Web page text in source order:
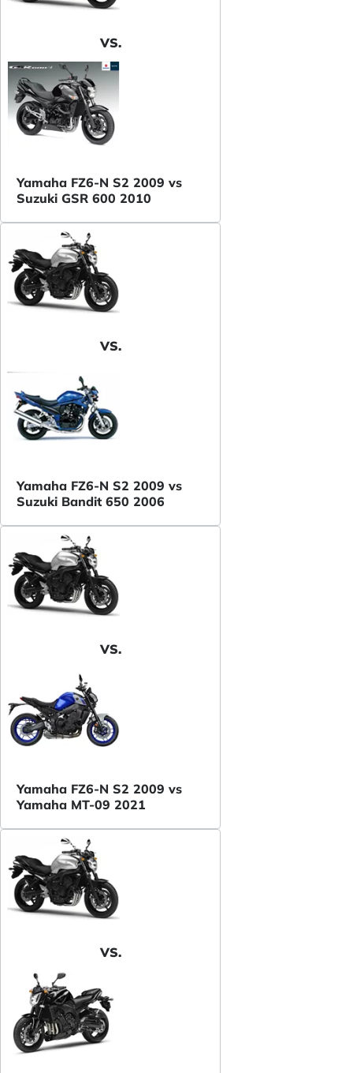
VS.
Yamaha FZ6-N S2 2009 vs
Suzuki GSR 600 2010
VS.
Yamaha FZ6-N S2 2009 vs
Suzuki Bandit 650 2006
VS.
Yamaha FZ6-N S2 2009 vs
Yamaha MT-09 2021
VS.